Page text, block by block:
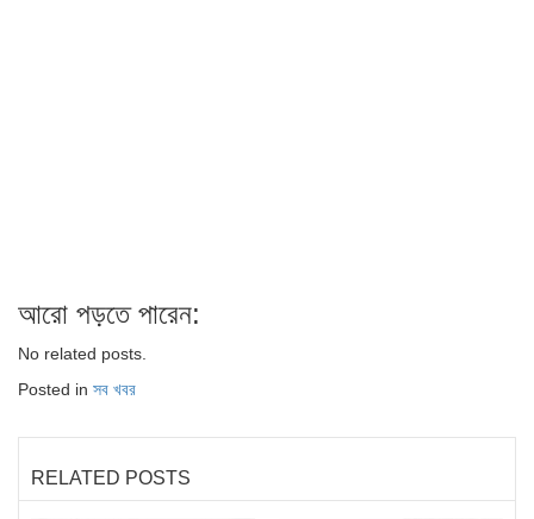
আরো পড়তে পারেন:
No related posts.
Posted in সব খবর
RELATED POSTS